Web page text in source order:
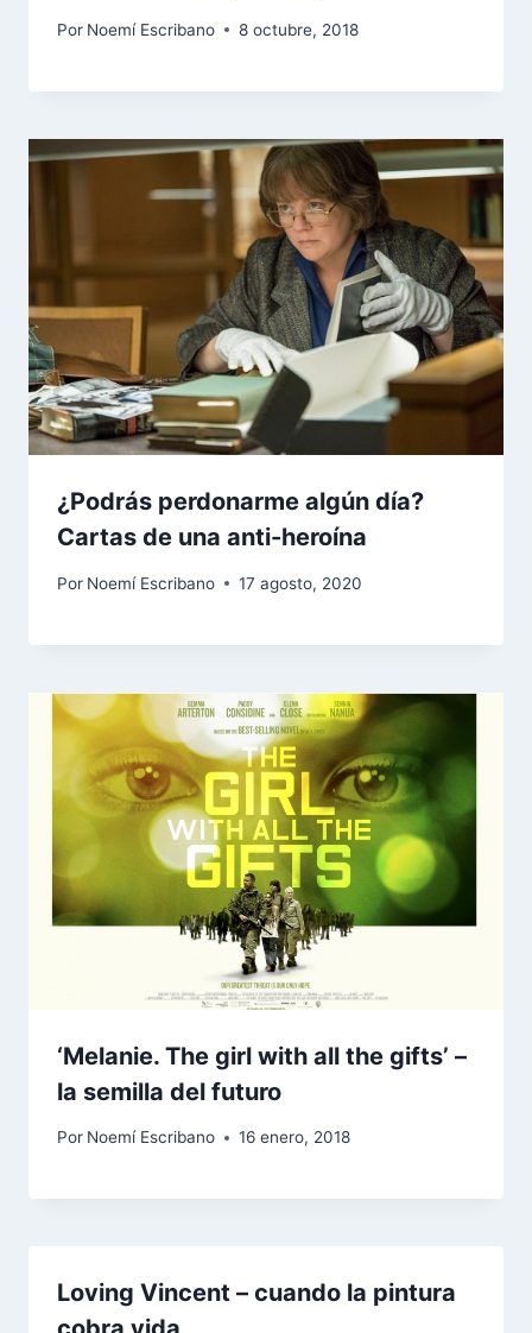
Por Noemí Escribano 8 octubre, 2018
¿Podrás perdonarme algún día?
Cartas de una anti-heroína
Por Noemí Escribano 17 agosto, 2020
‘Melanie. The girl with all the gifts’ –
la semilla del futuro
Por Noemí Escribano 16 enero, 2018
Loving Vincent – cuando la pintura